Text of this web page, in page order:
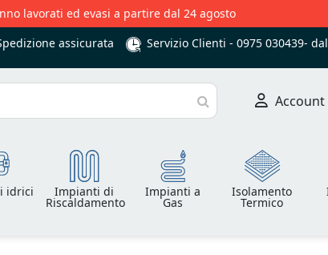
lavorati ed evasi a partire dal 24 agosto
assicurata Servizio Clienti - 0975 030439-
Cerca
Account
idrici Impianti di
Riscaldamento
Impianti a
Gas
Isolamento
Termico